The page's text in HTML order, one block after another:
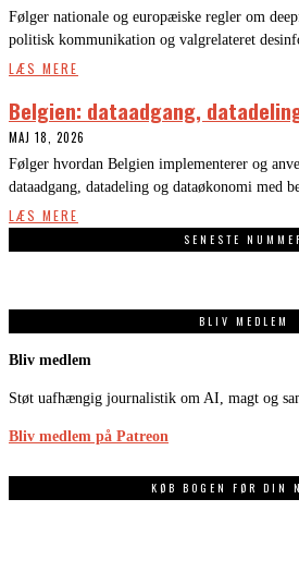
Følger nationale og europæiske regler om
politisk kommunikation og valgrelateret
LÆS MERE
Belgien: dataadgang,
MAJ 18, 2026
Følger hvordan Belgien implementerer og
dataadgang, datadeling og dataøkonomi med
LÆS MERE
SENESTE
BLIV MEDLEM
Bliv medlem
Støt uafhængig journalistik om AI, magt og
Bliv medlem på Patreon
KØB BOGEN FØR DIN